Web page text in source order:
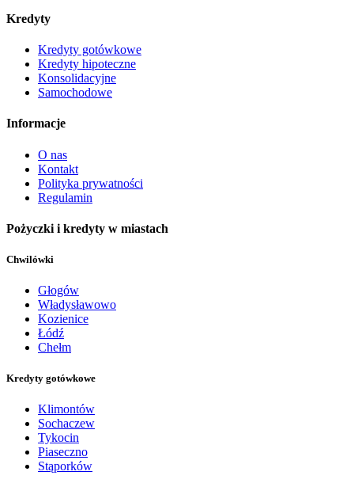
Kredyty
Kredyty gotówkowe
Kredyty hipoteczne
Konsolidacyjne
Samochodowe
Informacje
O nas
Kontakt
Polityka prywatności
Regulamin
Pożyczki i kredyty w miastach
Chwilówki
Głogów
Władysławowo
Kozienice
Łódź
Chełm
Kredyty gotówkowe
Klimontów
Sochaczew
Tykocin
Piaseczno
Stąporków